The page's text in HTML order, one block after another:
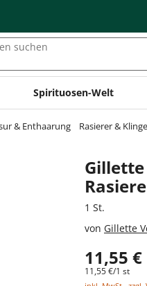
suchen
Spirituosen-Welt
& Enthaarung Rasierer &
1 St.
von Gillette
11,55 €
11,55 €/1 st